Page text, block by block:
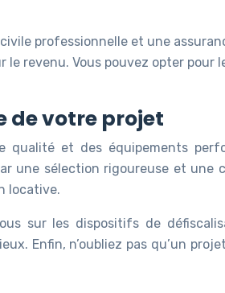
professionnelle et une
le revenu. Vous pouvez opter
de votre projet
qualité et des équipements
une sélection rigoureuse et
locative.
sur les dispositifs de
Enfin, n’oubliez pas qu’un